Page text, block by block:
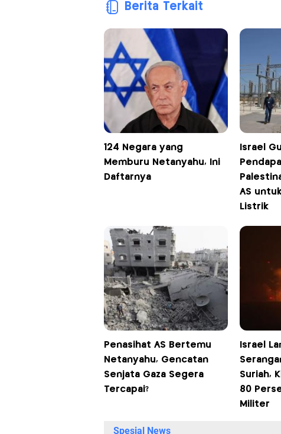
Berita Terkait
124 Negara yang
Memburu Netanyahu, Ini
Daftarnya
Israel
AS
Listrik
Penasihat AS Bertemu
Netanyahu, Gencatan
Senjata Gaza Segera
Tercapai?
Israel
Suriah,
80
Militer